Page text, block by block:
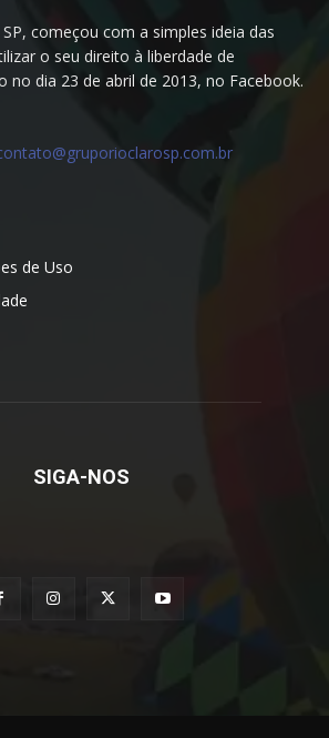
começou com a simples ideia das
o seu direito à liberdade de
no dia 23 de abril de 2013, no Facebook.
de Uso
SIGA-NOS